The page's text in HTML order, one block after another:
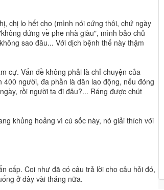
chị lo hết cho (mình nói cứng thôi, chứ ngày
đứng về phe nhà giàu", mình bảo chủ
sao đâu... Với dịch bệnh thế này thậm
cự. Vấn đề không phải là chỉ chuyện của
người, đa phần là dân lao động, nếu đóng
rồi người ta đi đâu?... Ráng được chút
khủng hoảng vì cú sốc này, nó giải thích với
cấp. Coi như đã có câu trả lời cho câu hỏi đó,
ở đây vài tháng nữa.